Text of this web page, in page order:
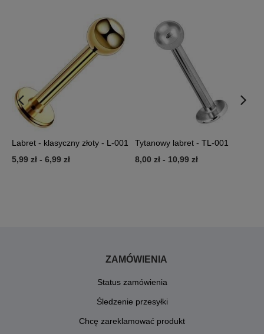
Labret - klasyczny złoty - L-001
5,99 zł - 6,99 zł
Tytanowy labret - TL-001
8,00 zł - 10,99 zł
ZAMÓWIENIA
Status zamówienia
Śledzenie przesyłki
Chcę zareklamować produkt